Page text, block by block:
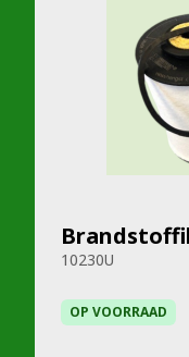
10230U
OP VOORRAAD